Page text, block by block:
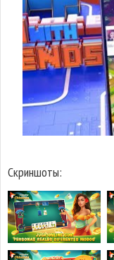
Скриншоты: